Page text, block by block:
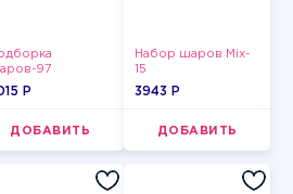
97
P
ДОБАВИТЬ
Набор шаров Mix-
15
3943 P
ДОБАВИТЬ